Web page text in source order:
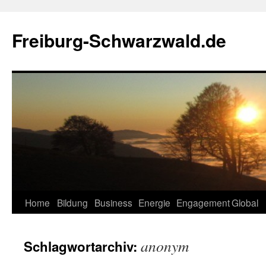
springen
Freiburg-Schwarzwald.de
Home Bildung Business Energie EngagementGlobal
Schlagwortarchiv: anonym